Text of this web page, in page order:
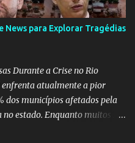
a Educação brasileira,
algo proposto pelo novo
querendo auferir vantagens
envergadura e influência na
escreveu brilhantemen...
News para Explorar Tragédias
Durante a Crise no Rio
enfrenta atualmente a pior
dos municípios afetados pela
estado. Enquanto muitos se